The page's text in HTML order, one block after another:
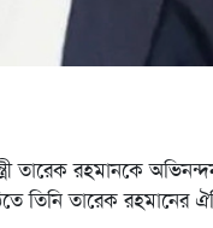
তারেক রহমানকে
তিনি তারেক